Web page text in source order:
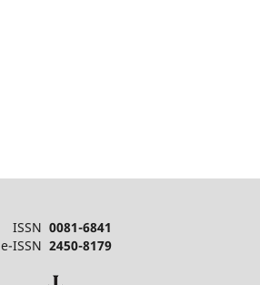
ISSN 0081-6841
e-ISSN 2450-8179